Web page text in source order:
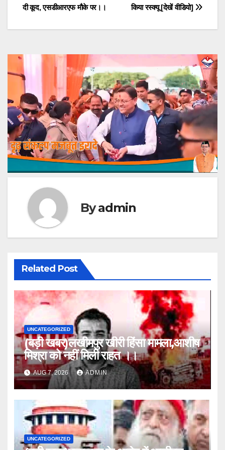
किया रस्क्यू [देखें वीडियो]
दी कूद, एसडीआरएफ मौके पर।।
Byadmin
Related Post
UNCATEGORIZED
(बड़ी खबर)लखीमपुर खीरी हिंसा मामला,आशीष
मिश्रा को नहीं मिली राहत ।।
AUG 7, 2026 ADMIN
UNCATEGORIZED